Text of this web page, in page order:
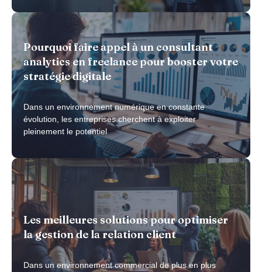
Pourquoi faire appel à un consultant
analytics en freelance pour booster votre
stratégie digitale
Dans un environnement numérique en constante
évolution, les entreprises cherchent à exploiter
pleinement le potentiel
Les meilleures solutions pour optimiser
la gestion de la relation client
Dans un environnement commercial de plus en plus